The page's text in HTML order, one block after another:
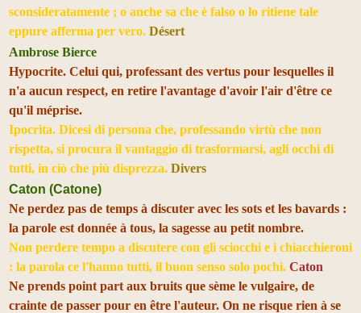
sconsideratamente ; o anche sa che è falso o lo ritiene tale
eppure afferma per vero. Désert
Ambrose Bierce
Hypocrite. Celui qui, professant des vertus pour lesquelles il
n'a aucun respect, en retire l'avantage d'avoir l'air d'être ce
qu'il méprise.
Ipocrita. Dicesi di persona che, professando virtù che non
rispetta, si procura il vantaggio di trasformarsi, agli occhi di
tutti, in ciò che più disprezza. Divers
Caton (Catone)
Ne perdez pas de temps à discuter avec les sots et les bavards :
la parole est donnée à tous, la sagesse au petit nombre.
Non perdere tempo a discutere con gli sciocchi e i chiacchieroni
: la parola ce l'hanno tutti, il buon senso solo pochi. Caton
Ne prends point part aux bruits que sème le vulgaire, de
crainte de passer pour en être l'auteur. On ne risque rien à se